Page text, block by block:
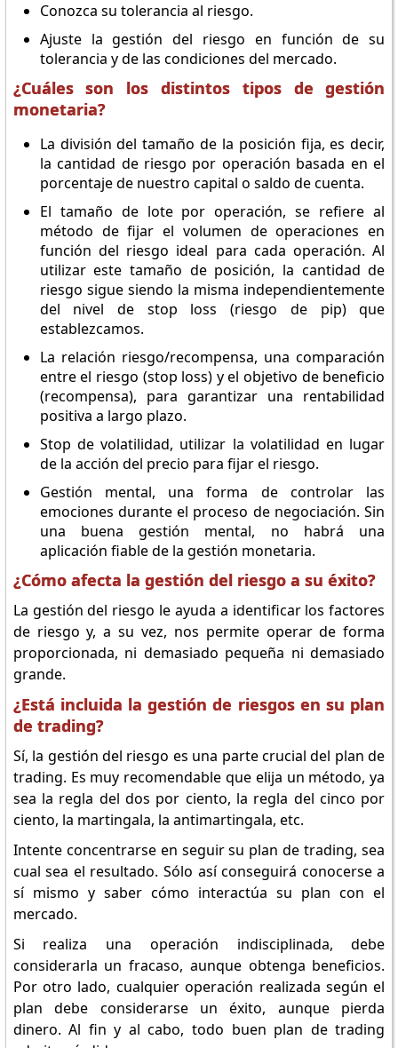
Conozca su tolerancia al riesgo.
Ajuste la gestión del riesgo en función de su
tolerancia y de las condiciones del mercado.
¿Cuáles son los distintos tipos de gestión
monetaria?
La división del tamaño de la posición fija, es decir,
la cantidad de riesgo por operación basada en el
porcentaje de nuestro capital o saldo de cuenta.
El tamaño de lote por operación, se refiere al
método de fijar el volumen de operaciones en
función del riesgo ideal para cada operación. Al
utilizar este tamaño de posición, la cantidad de
riesgo sigue siendo la misma independientemente
del nivel de stop loss (riesgo de pip) que
establezcamos.
La relación riesgo/recompensa, una comparación
entre el riesgo (stop loss) y el objetivo de beneficio
(recompensa), para garantizar una rentabilidad
positiva a largo plazo.
Stop de volatilidad, utilizar la volatilidad en lugar
de la acción del precio para fijar el riesgo.
Gestión mental, una forma de controlar las
emociones durante el proceso de negociación. Sin
una buena gestión mental, no habrá una
aplicación fiable de la gestión monetaria.
¿Cómo afecta la gestión del riesgo a su éxito?
La gestión del riesgo le ayuda a identificar los factores
de riesgo y, a su vez, nos permite operar de forma
proporcionada, ni demasiado pequeña ni demasiado
grande.
¿Está incluida la gestión de riesgos en su plan
de trading?
Sí, la gestión del riesgo es una parte crucial del plan de
trading. Es muy recomendable que elija un método, ya
sea la regla del dos por ciento, la regla del cinco por
ciento, la martingala, la antimartingala, etc.
Intente concentrarse en seguir su plan de trading, sea
cual sea el resultado. Sólo así conseguirá conocerse a
sí mismo y saber cómo interactúa su plan con el
mercado.
Si realiza una operación indisciplinada, debe
considerarla un fracaso, aunque obtenga beneficios.
Por otro lado, cualquier operación realizada según el
plan debe considerarse un éxito, aunque pierda
dinero. Al fin y al cabo, todo buen plan de trading